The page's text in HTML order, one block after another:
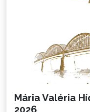
Mária Valéria
2026